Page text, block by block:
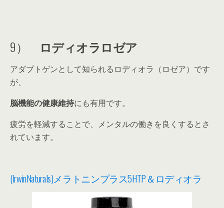
9） ロディオラロゼア
アダプトゲンとして知られるロディオラ（ロゼア）です
が、
脳機能の健康維持にも有用です。
疲労を軽減することで、メンタルの働きを良くするとさ
れています。
(IrwinNaturals)メラトニンプラス5HTP＆ロディオラ